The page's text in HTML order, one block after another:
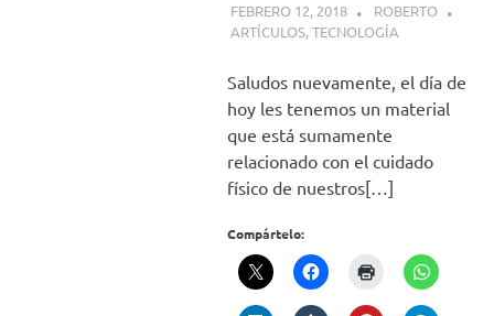
FEBRERO 12, 2018
ROBERTO
ARTÍCULOS,TECNOLOGÍA
Saludos nuevamente, el día de
hoy les tenemos un material
que está sumamente
relacionado con el cuidado
físico de nuestros[…]
Compártelo: